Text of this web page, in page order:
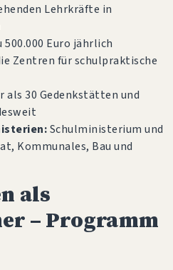
Lehrkräfte in
500.000 Euro jährlich
Zentren für schulpraktische
als 30 Gedenkstätten und
Schulministerium und
Kommunales, Bau und
als
– Programm